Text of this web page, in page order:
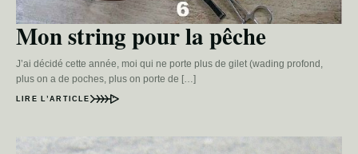
Mon string pour la pêche
J’ai décidé cette année, moi qui ne porte plus de gilet (wading profond,
plus on a de poches, plus on porte de […]
LIRE L’ARTICLE